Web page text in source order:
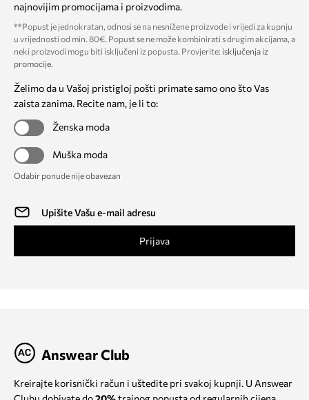
najnovijim promocijama i proizvodima.
**Popust je jednokratan, odnosi se na nesnižene proizvode i vrijedi za kupnju
u vrijednosti od min. 80€. Popust se ne može kombinirati s drugim akcijama, a
neki proizvodi mogu biti isključeni iz popusta. Provjerite: isključenja iz
promocije.
Želimo da u Vašoj pristigloj pošti primate samo ono što Vas
zaista zanima. Recite nam, je li to:
Ženska moda
Muška moda
Odabir ponude nije obavezan
Prijava
Answear Club
Kreirajte korisnički račun i uštedite pri svakoj kupnji. U Answear